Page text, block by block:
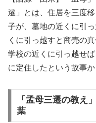
遷」とは、住居を三度
子が、墓地の近くに引
くに引っ越すと商売の
学校の近くに引っ越せ
に定住したという故事か
「孟母三遷の教え
葉